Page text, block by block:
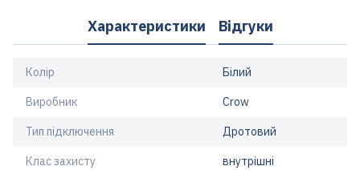
Характеристики Відгуки
Колір Білий
Виробник Crow
Тип підключення Дротовий
Клас захисту внутрішні